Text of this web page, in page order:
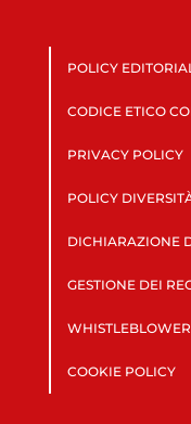
POLICY
CODICE ETICO
PRIVACY POLICY
POLICY
DICHIARAZIONE
GESTIONE DEI
COOKIE POLICY